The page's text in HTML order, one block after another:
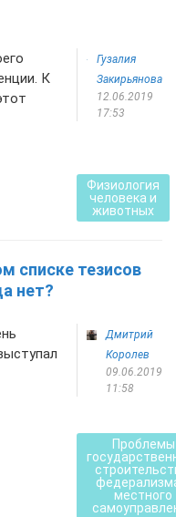
К
Гузалия
Закирьянова
12.06.2019
17:53
Физиология
человека и
животных
списке тезисов
нет?
Дмитрий
Королев
09.06.2019
11:58
Проблемы
местного